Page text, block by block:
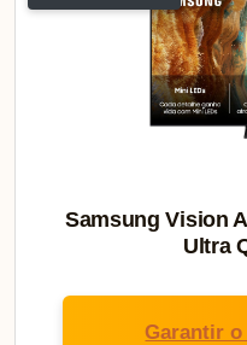
Samsung Vision
Ultra
Garantir o